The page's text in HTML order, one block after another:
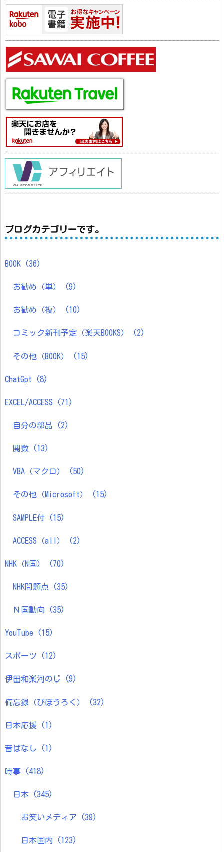
ブログカテゴリーです。
BOOK (36)
お勧め（単） (9)
お勧め（複） (10)
コミック新刊予定（楽天BOOKS） (2)
その他（BOOK） (15)
ChatGpt (8)
EXCEL/ACCESS (71)
自分の部品 (2)
関数 (13)
VBA（マクロ） (50)
その他（Microsoft） (15)
SAMPLE付 (15)
ACCESS（all） (2)
NHK（N国） (70)
NHK問題点 (35)
Ｎ国動向 (35)
YouTube (15)
スポーツ (12)
伊田和楽河のじ (9)
備忘録（びぼうろく） (32)
日本応援 (1)
昔ばなし (1)
時事 (418)
日本 (345)
お笑いメディア (39)
日本国内 (123)